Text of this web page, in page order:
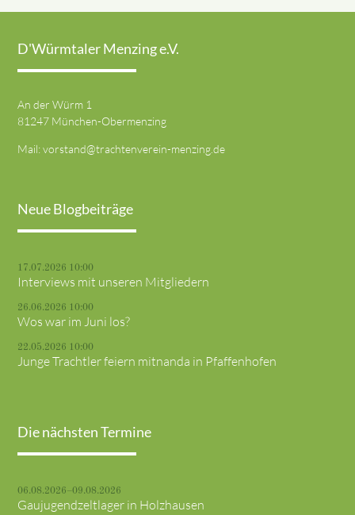
D'Würmtaler Menzing e.V.
An der Würm 1
81247 München-Obermenzing
Mail:vorstand@trachtenverein-menzing.de
Neue Blogbeiträge
17.07.2026 10:00
Interviews mit unseren Mitgliedern
26.06.2026 10:00
Wos war im Juni los?
22.05.2026 10:00
Junge Trachtler feiern mitnanda in Pfaffenhofen
Die nächsten Termine
06.08.2026–09.08.2026
Gaujugendzeltlager in Holzhausen